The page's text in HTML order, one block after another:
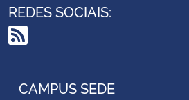
Secretaria-Geral
Secretaria de Governo
Gabinete de Segurança Institucional
REDES SOCIAIS:
RSS
CAMPUS SEDE